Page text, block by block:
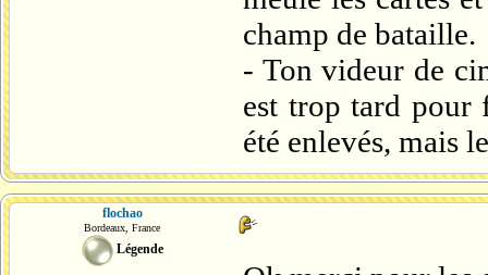
champ de bataille.
- Ton videur de
est trop tard pour
été enlevés, mais
flochao
Bordeaux, France
Légende